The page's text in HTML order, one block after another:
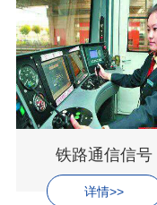
铁路通信信号
详情>>